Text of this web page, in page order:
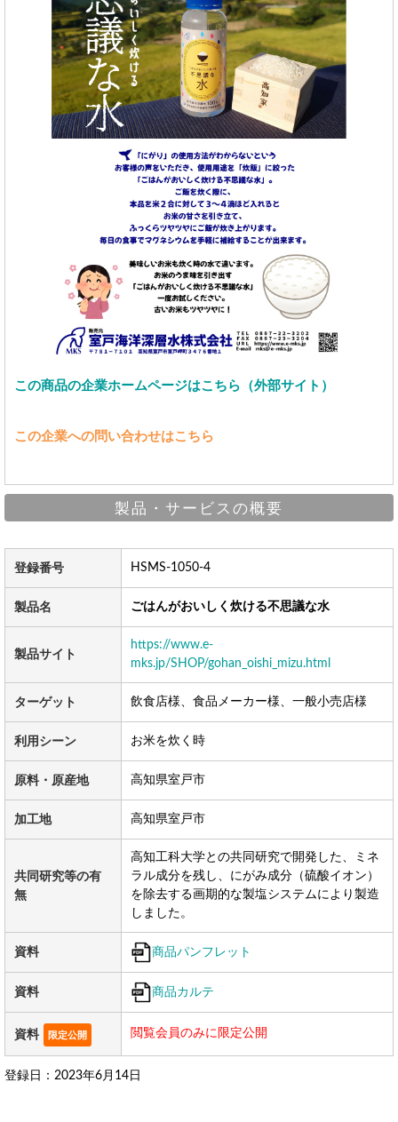
この商品の企業ホームページはこちら（外部サイト）
この企業への問い合わせはこちら
製品・サービスの概要
登録番号 HSMS-1050-4
製品名 ごはんがおいしく炊ける不思議な水
製品サイト
https://www.e-
mks.jp/SHOP/gohan_oishi_mizu.html
ターゲット 飲食店様、食品メーカー様、一般小売店様
利用シーン お米を炊く時
原料・原産地 高知県室戸市
加工地 高知県室戸市
共同研究等の有
無
高知工科大学との共同研究で開発した、ミネ
ラル成分を残し、にがみ成分（硫酸イオン）
を除去する画期的な製塩システムにより製造
しました。
資料 商品パンフレット
資料 商品カルテ
資料 限定公開 閲覧会員のみに限定公開
登録日：2023年6月14日